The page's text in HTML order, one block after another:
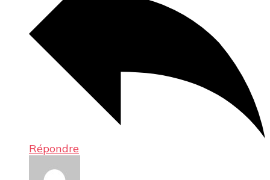
Répondre